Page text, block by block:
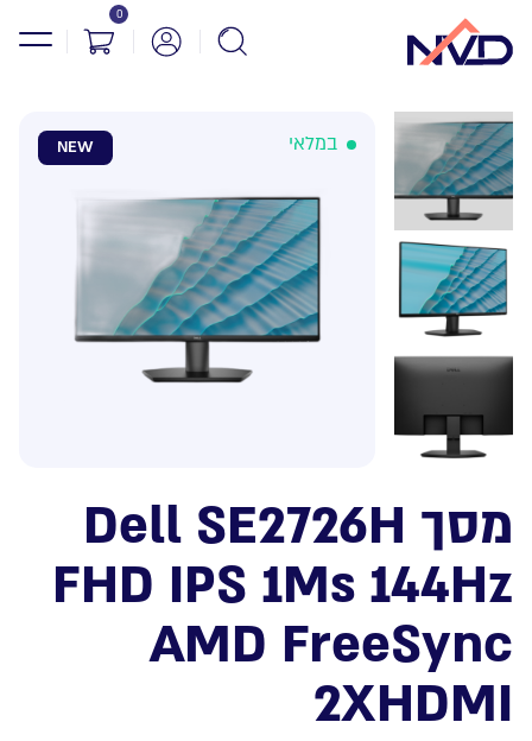
0
NEW במלאי
מסך Dell SE2726H
FHD IPS 1Ms 144Hz
AMD FreeSync
2XHDMI